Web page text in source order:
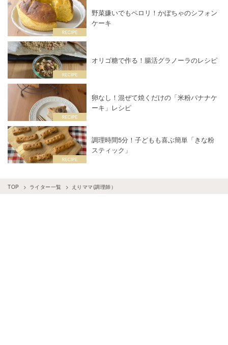
野菜嫌いでもペロリ！かぼちゃのシフォン
ケーキ
オリゴ糖で作る！腸活グラノーラのレシピ
卵なし！混ぜて焼くだけの「米粉バナナケ
ーキ」レシピ
調理時間5分！子どもも喜ぶ簡単「きな粉
スティック」
TOP ライター一覧 えりママ(調理師）